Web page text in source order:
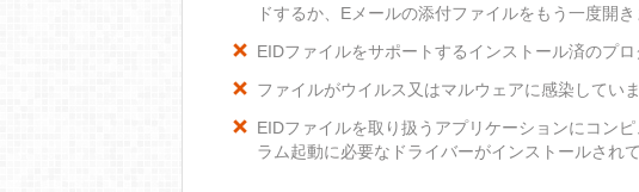
ドするか、Eメールの添付ファイルをもう一度開き
EIDファイルをサポートするインストール済のプ
ファイルがウイルス又はマルウェアに感染してい
EIDファイルを取り扱うアプリケーションにコン
ラム起動に必要なドライバーがインストールされて